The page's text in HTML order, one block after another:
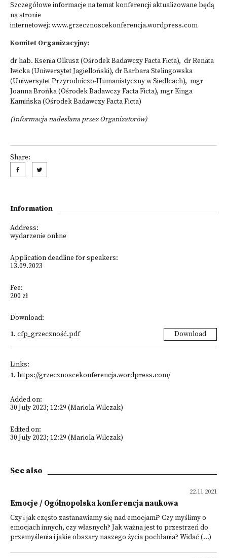
Szczegółowe informacje na temat konferencji aktualizowane będą
na stronie
internetowej: www.grzecznoscekonferencja.wordpress.com
Komitet Organizacyjny:
dr hab. Ksenia Olkusz (Ośrodek Badawczy Facta Ficta), dr Renata
Iwicka (Uniwersytet Jagielloński), dr Barbara Stelingowska
(Uniwersytet Przyrodniczo-Humanistyczny w Siedlcach), mgr
Joanna Brońka (Ośrodek Badawczy Facta Ficta), mgr Kinga
Kamińska (Ośrodek Badawczy Facta Ficta)
(Informacja nadesłana przez Organizatorów)
Share:
Information
Address:
wydarzenie online
Application deadline for speakers:
13.09.2023
Fee:
200 zł
Download:
1. cfp_grzeczność.pdf Download
Links:
1. https://grzecznoscekonferencja.wordpress.com/
Added on:
30 July 2023; 12:29 (Mariola Wilczak)
Edited on:
30 July 2023; 12:29 (Mariola Wilczak)
See also
22.11.2021
Emocje / Ogólnopolska konferencja naukowa
Czy i jak często zastanawiamy się nad emocjami? Czy myślimy o
emocjach innych, czy własnych? Jak ważna jest to przestrzeń do
przemyślenia i jakie obszary naszego życia pochłania? Widać (...)